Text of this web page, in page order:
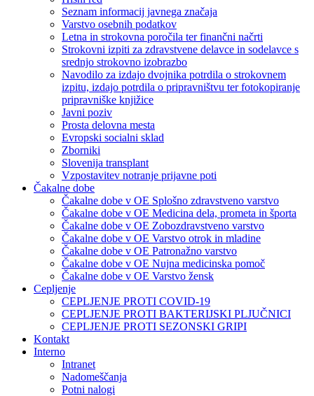
Seznam informacij javnega značaja
Varstvo osebnih podatkov
Letna in strokovna poročila ter finančni načrti
Strokovni izpiti za zdravstvene delavce in sodelavce s
srednjo strokovno izobrazbo
Navodilo za izdajo dvojnika potrdila o strokovnem
izpitu, izdajo potrdila o pripravništvu ter fotokopiranje
pripravniške knjižice
Javni poziv
Prosta delovna mesta
Evropski socialni sklad
Zborniki
Slovenija transplant
Vzpostavitev notranje prijavne poti
Čakalne dobe
Čakalne dobe v OE Splošno zdravstveno varstvo
Čakalne dobe v OE Medicina dela, prometa in športa
Čakalne dobe v OE Zobozdravstveno varstvo
Čakalne dobe v OE Varstvo otrok in mladine
Čakalne dobe v OE Patronažno varstvo
Čakalne dobe v OE Nujna medicinska pomoč
Čakalne dobe v OE Varstvo žensk
Cepljenje
CEPLJENJE PROTI COVID-19
CEPLJENJE PROTI BAKTERIJSKI PLJUČNICI
CEPLJENJE PROTI SEZONSKI GRIPI
Kontakt
Interno
Intranet
Nadomeščanja
Potni nalogi